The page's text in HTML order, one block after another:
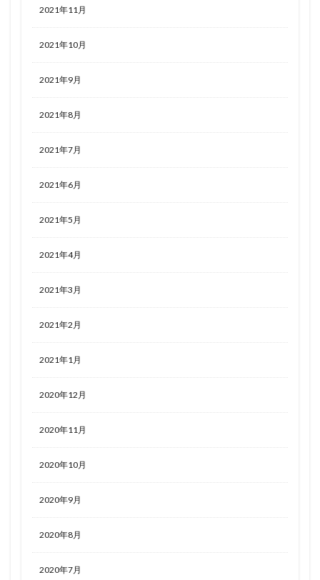
2021年11月
2021年10月
2021年9月
2021年8月
2021年7月
2021年6月
2021年5月
2021年4月
2021年3月
2021年2月
2021年1月
2020年12月
2020年11月
2020年10月
2020年9月
2020年8月
2020年7月